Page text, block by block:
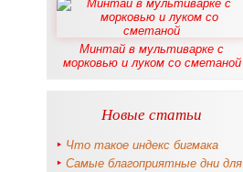
Минтай в мультиварке с
морковью и луком со сметаной
Новые статьи
Что такое индекс бигмака
Самые благоприятные дни для